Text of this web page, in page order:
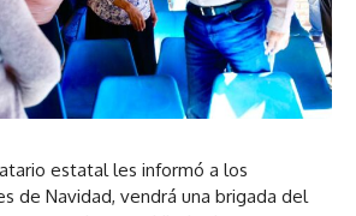
estatal les informó a los
de Navidad, vendrá una brigada del